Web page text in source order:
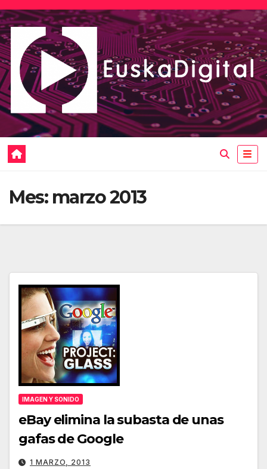
Saltar
al
contenido
Mes: marzo 2013
IMAGEN Y SONIDO
eBay elimina la subasta de unas
gafas de Google
1 MARZO, 2013